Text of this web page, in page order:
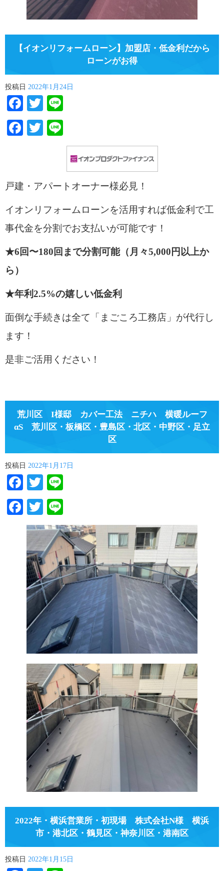
【イオンリフォームローン】加盟店・低金利だから
ローンがお得
投稿日 2022年1月24日
Facebook
Twitter
Facebook
Twitter
戸建・アパートオーナー様必見！
イオンリフォームローンを活用すれば低金利で工
事代金を分割でお支払いが可能です！
★6回〜180回まで分割可能（月々5,000円以上か
ら）
★年利2.5%の嬉しい低金利
面倒な手続きは全て「まごころ工務店」が代行し
ます！
是非ご活用ください！
荒川区 I様邸 カバー工法 ニチハ 横暖ルーフ
αS 荒川区・板橋区・豊島区・北区・中野区・足立
区
投稿日 2022年1月17日
Facebook
Twitter
Facebook
Twitter
2022年・横浜営業所・初現場 株式会社N様 横浜
市・港北区・鶴見区・神奈川区・港南区
投稿日 2022年1月15日